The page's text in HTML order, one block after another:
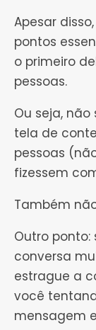
Apesar
pontos
o primeiro
pessoas.
Ou seja,
tela de
pessoas
fizessem
Também
Outro
conversa
estrague a
você
mensagem